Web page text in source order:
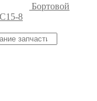
Бортовой
8